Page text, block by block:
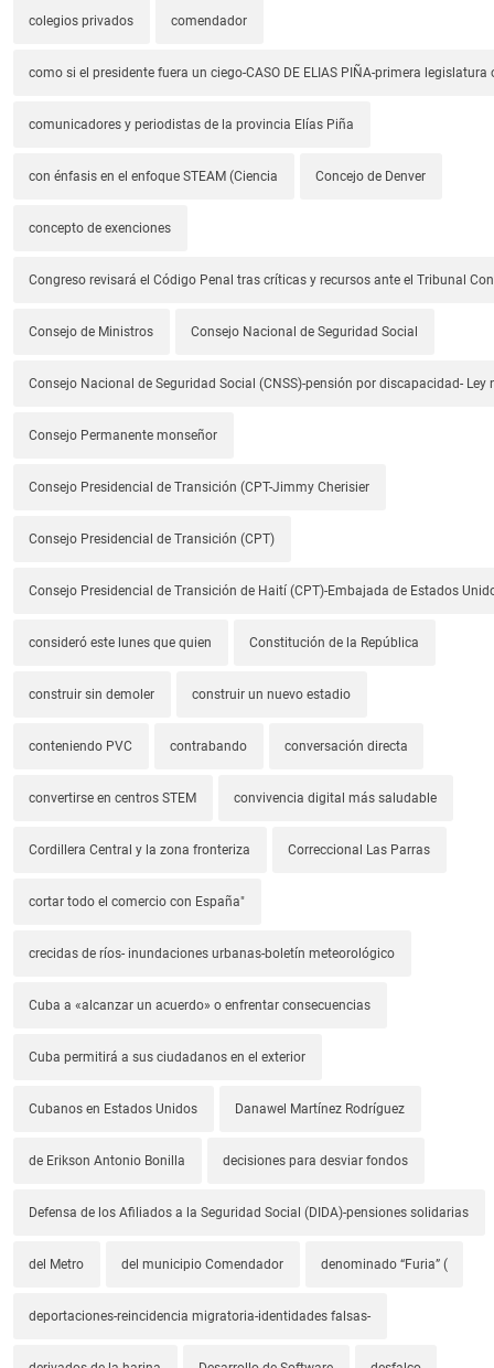
colegios privados comendador
como si el presidente fuera un ciego-CASO DE ELIAS PIÑA-primera legislatura
comunicadores y periodistas de la provincia Elías Piña
con énfasis en el enfoque STEAM (Ciencia Concejo de Denver
concepto de exenciones
Congreso revisará el Código Penal tras críticas y recursos ante el Tribunal
Consejo de Ministros Consejo Nacional de Seguridad Social
Consejo Nacional de Seguridad Social (CNSS)-pensión por discapacidad- Ley
Consejo Permanente monseñor
Consejo Presidencial de Transición (CPT-Jimmy Cherisier
Consejo Presidencial de Transición (CPT)
Consejo Presidencial de Transición de Haití (CPT)-Embajada de Estados
consideró este lunes que quien Constitución de la República
construir sin demoler construir un nuevo estadio
conteniendo PVC contrabando conversación directa
convertirse en centros STEM convivencia digital más saludable
Cordillera Central y la zona fronteriza Correccional Las Parras
cortar todo el comercio con España"
crecidas de ríos- inundaciones urbanas-boletín meteorológico
Cuba a «alcanzar un acuerdo» o enfrentar consecuencias
Cuba permitirá a sus ciudadanos en el exterior
Cubanos en Estados Unidos Danawel Martínez Rodríguez
de Erikson Antonio Bonilla decisiones para desviar fondos
Defensa de los Afiliados a la Seguridad Social (DIDA)-pensiones solidarias
del Metro del municipio Comendador denominado “Furia” (
deportaciones-reincidencia migratoria-identidades falsas-